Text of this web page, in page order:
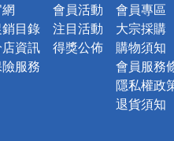
目錄
資訊
服務
會員活動
注目活動
得獎公佈
會員專區
大宗採購
購物須知
會員服務
隱私權政
退貨須知